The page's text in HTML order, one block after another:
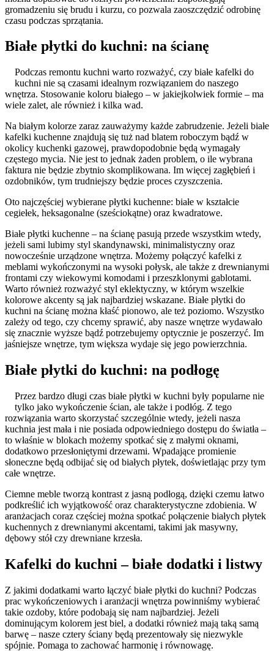
gromadzeniu się brudu i kurzu, co pozwala zaoszczędzić odrobinę
czasu podczas sprzątania.
Białe płytki do kuchni: na ścianę
Podczas remontu kuchni warto rozważyć, czy białe kafelki do
kuchni nie są czasami idealnym rozwiązaniem do naszego
wnętrza. Stosowanie koloru białego – w jakiejkolwiek formie – ma
wiele zalet, ale również i kilka wad.
Na białym kolorze zaraz zauważymy każde zabrudzenie. Jeżeli białe
kafelki kuchenne znajdują się tuż nad blatem roboczym bądź w
okolicy kuchenki gazowej, prawdopodobnie będą wymagały
częstego mycia. Nie jest to jednak żaden problem, o ile wybrana
faktura nie będzie zbytnio skomplikowana. Im więcej zagłębień i
ozdobników, tym trudniejszy będzie proces czyszczenia.
Oto najczęściej wybierane płytki kuchenne: białe w kształcie
cegiełek, heksagonalne (sześciokątne) oraz kwadratowe.
Białe płytki kuchenne – na ścianę pasują przede wszystkim wtedy,
jeżeli sami lubimy styl skandynawski, minimalistyczny oraz
nowocześnie urządzone wnętrza. Możemy połączyć kafelki z
meblami wykończonymi na wysoki połysk, ale także z drewnianymi
frontami czy wiekowymi komodami i przeszklonymi gablotami.
Warto również rozważyć styl eklektyczny, w którym wszelkie
kolorowe akcenty są jak najbardziej wskazane. Białe płytki do
kuchni na ścianę można kłaść pionowo, ale też poziomo. Wszystko
zależy od tego, czy chcemy sprawić, aby nasze wnętrze wydawało
się znacznie wyższe bądź potrzebujemy optycznie je poszerzyć. Im
jaśniejsze wnętrze, tym większa wydaje się jego powierzchnia.
Białe płytki do kuchni: na podłogę
Przez bardzo długi czas białe płytki w kuchni były popularne nie
tylko jako wykończenie ścian, ale także i podłóg. Z tego
rozwiązania warto skorzystać szczególnie wtedy, jeżeli nasza
kuchnia jest mała i nie posiada odpowiedniego dostępu do światła –
to właśnie w blokach możemy spotkać się z małymi oknami,
dodatkowo przesłoniętymi drzewami. Wpadające promienie
słoneczne będą odbijać się od białych płytek, doświetlając przy tym
całe wnętrze.
Ciemne meble tworzą kontrast z jasną podłogą, dzięki czemu łatwo
podkreślić ich wyjątkowość oraz charakterystyczne zdobienia. W
aranżacjach coraz częściej można spotkać połączenie białych płytek
kuchennych z drewnianymi akcentami, takimi jak masywny,
dębowy stół czy drewniane krzesła.
Kafelki do kuchni – białe dodatki i listwy
Z jakimi dodatkami warto łączyć białe płytki do kuchni? Podczas
prac wykończeniowych i aranżacji wnętrza powinniśmy wybierać
takie ozdoby, które podobają się nam najbardziej. Jeżeli
dominującym kolorem jest biel, a dodatki również mają taką samą
barwę – nasze cztery ściany będą prezentowały się niezwykle
spójnie. Pomaga to zachować harmonię i równowagę.